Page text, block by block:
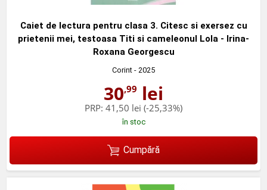
Caiet de lectura pentru clasa 3. Citesc si exersez cu
prietenii mei, testoasa Titi si cameleonul Lola - Irina-
Roxana Georgescu
Corint - 2025
30,99 lei
PRP: 41,50 lei (-25,33%)
în stoc
Cumpără